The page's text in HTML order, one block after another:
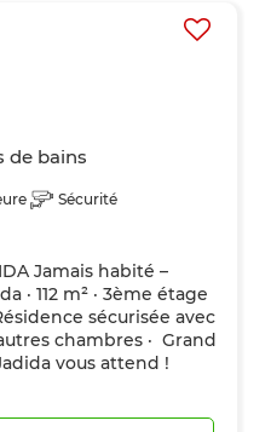
de bains
Sécurité
Jamais habité –
· 112 m² · 3ème étage
sécurisée avec
chambres · ️ Grand
vous attend !